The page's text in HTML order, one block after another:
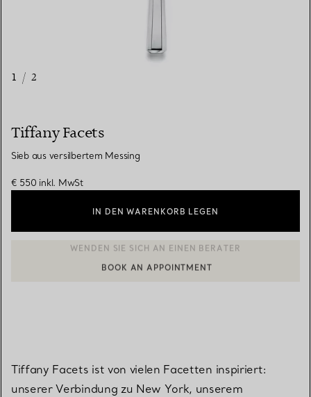
1 / 2
Tiffany Facets
Sieb aus versilbertem Messing
€ 550 inkl. MwSt
IN DEN WARENKORB LEGEN
EINEN KUNDENBERATER KONTAKTIEREN ODER EINEN
Tiffany Facets ist von vielen Facetten inspiriert:
unserer Verbindung zu New York, unserem